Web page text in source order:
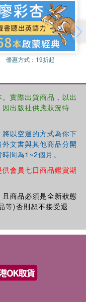
優惠方式： 19折起
實際出貨商品，以出
出版社供應狀況特
以空運的方式為你下
文書與其他商品分開
間為1~2個月。
供會員七日商品鑑賞期
商品必須是全新狀態
等)否則恕不接受退